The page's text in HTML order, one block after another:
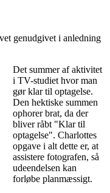
genudgivet i anledning
Det summer af aktivitet
i TV-studiet hvor man
gør klar til optagelse.
Den hektiske summen
ophorer brat, da der
bliver råbt "Klar til
optagelse". Charlottes
opgave i alt dette er, at
assistere fotografen, så
udeendelsen kan
forløbe planmæssigt.